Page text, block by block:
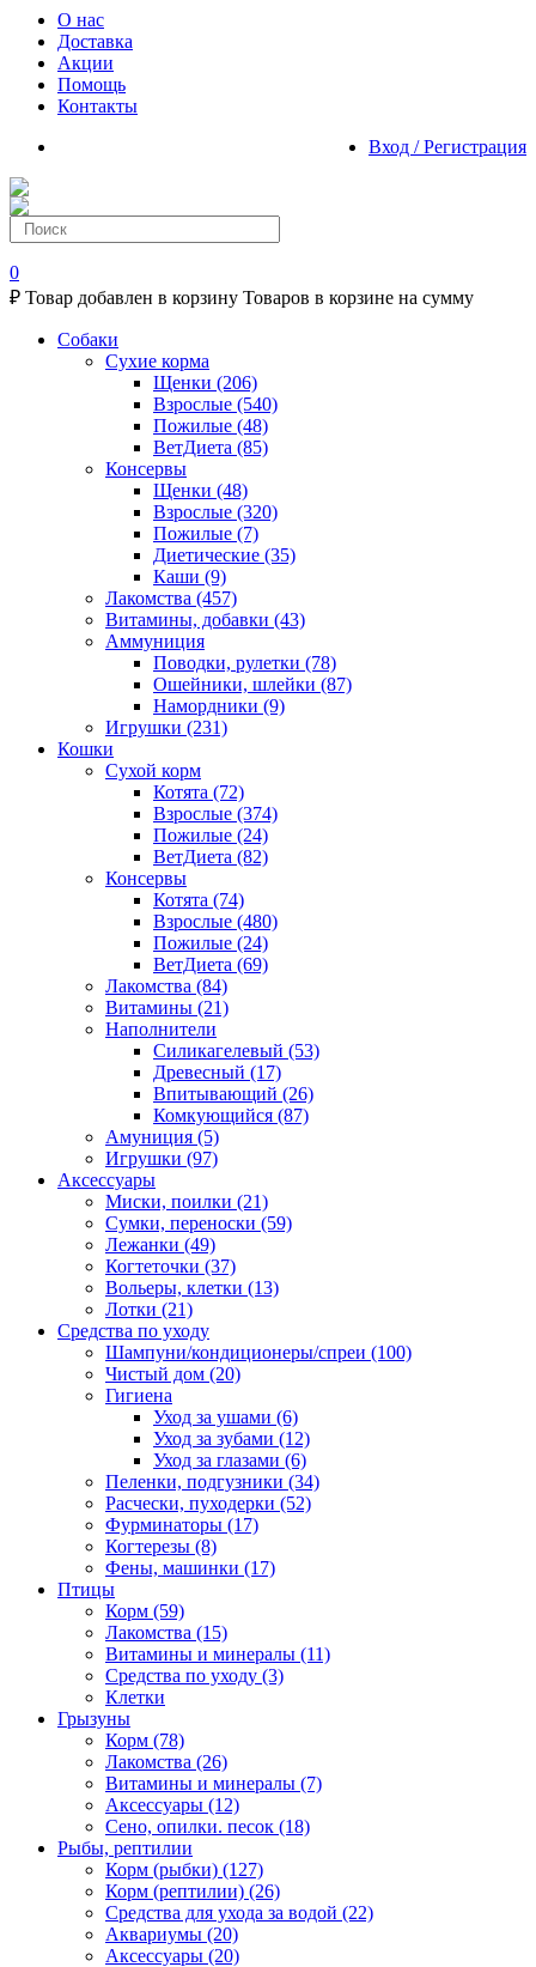
О нас
Доставка
Акции
Помощь
Контакты
Вход / Регистрация
0
₽ Товар добавлен в корзину Товаров в корзине на сумму
Собаки
Сухие корма
Щенки (206)
Взрослые (540)
Пожилые (48)
ВетДиета (85)
Консервы
Щенки (48)
Взрослые (320)
Пожилые (7)
Диетические (35)
Каши (9)
Лакомства (457)
Витамины, добавки (43)
Аммуниция
Поводки, рулетки (78)
Ошейники, шлейки (87)
Намордники (9)
Игрушки (231)
Кошки
Сухой корм
Котята (72)
Взрослые (374)
Пожилые (24)
ВетДиета (82)
Консервы
Котята (74)
Взрослые (480)
Пожилые (24)
ВетДиета (69)
Лакомства (84)
Витамины (21)
Наполнители
Силикагелевый (53)
Древесный (17)
Впитывающий (26)
Комкующийся (87)
Амуниция (5)
Игрушки (97)
Аксессуары
Миски, поилки (21)
Сумки, переноски (59)
Лежанки (49)
Когтеточки (37)
Вольеры, клетки (13)
Лотки (21)
Средства по уходу
Шампуни/кондиционеры/спреи (100)
Чистый дом (20)
Гигиена
Уход за ушами (6)
Уход за зубами (12)
Уход за глазами (6)
Пеленки, подгузники (34)
Расчески, пуходерки (52)
Фурминаторы (17)
Когтерезы (8)
Фены, машинки (17)
Птицы
Корм (59)
Лакомства (15)
Витамины и минералы (11)
Средства по уходу (3)
Клетки
Грызуны
Корм (78)
Лакомства (26)
Витамины и минералы (7)
Аксессуары (12)
Сено, опилки. песок (18)
Рыбы, рептилии
Корм (рыбки) (127)
Корм (рептилии) (26)
Средства для ухода за водой (22)
Аквариумы (20)
Аксессуары (20)